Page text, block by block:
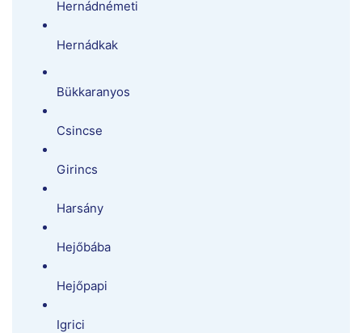
Hernádnémeti
Hernádkak
Bükkaranyos
Csincse
Girincs
Harsány
Hejőbába
Hejőpapi
Igrici